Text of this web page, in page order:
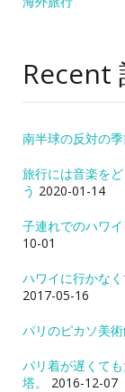
Recent
南半球の反対の
旅行には音楽を
う 2020-01-14
子連れでのハワ
10-01
ハワイに行かな
2017-05-16
パリのピカソ美
パリ着が遅くて
塔。
2016-12-07